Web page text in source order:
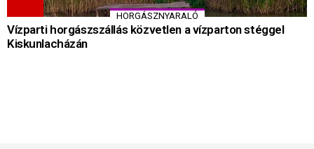
HORGÁSZNYARALÓ
Vízparti horgászszállás közvetlen a vízparton stéggel
Kiskunlacházán